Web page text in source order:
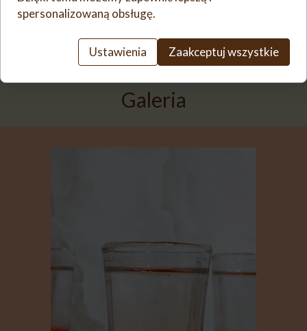
Galeria
spersonalizowaną obsługę.
Ustawienia Zaakceptuj wszystkie